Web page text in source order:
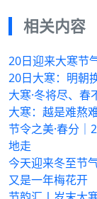
相关内容
20日迎来大寒节
20日大寒：明朝
大寒·冬将尽、春
大寒：越是难熬
节令之美·春分
地走
今天迎来冬至节
又是一年梅花开